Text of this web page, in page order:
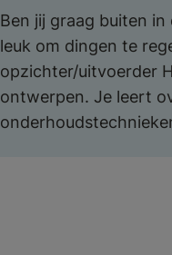
Ben jij graag buiten
leuk om dingen te
opzichter/uitvoerder
ontwerpen. Je leert